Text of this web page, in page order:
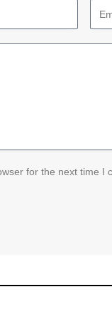
for the next time I